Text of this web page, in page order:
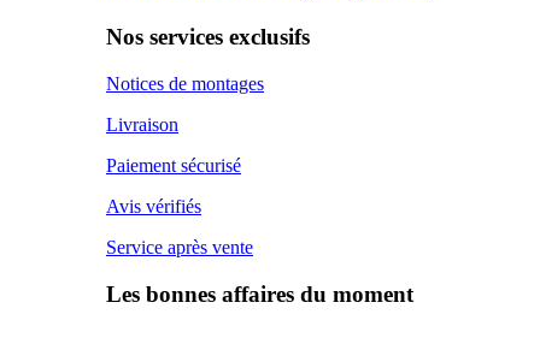
Nos services exclusifs
Notices de montages
Livraison
Paiement sécurisé
Avis vérifiés
Service après vente
Les bonnes affaires du moment